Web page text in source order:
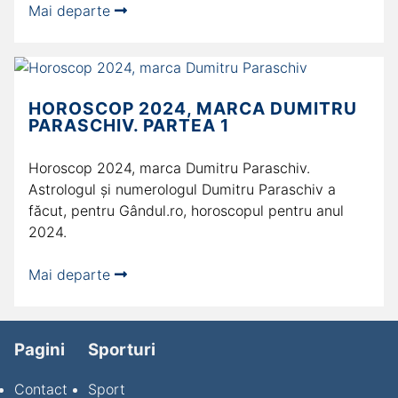
Mai departe
HOROSCOP 2024, MARCA DUMITRU
PARASCHIV. PARTEA 1
Horoscop 2024, marca Dumitru Paraschiv.
Astrologul și numerologul Dumitru Paraschiv a
făcut, pentru Gândul.ro, horoscopul pentru anul
2024.
Mai departe
Pagini
Contact
Sporturi
Sport